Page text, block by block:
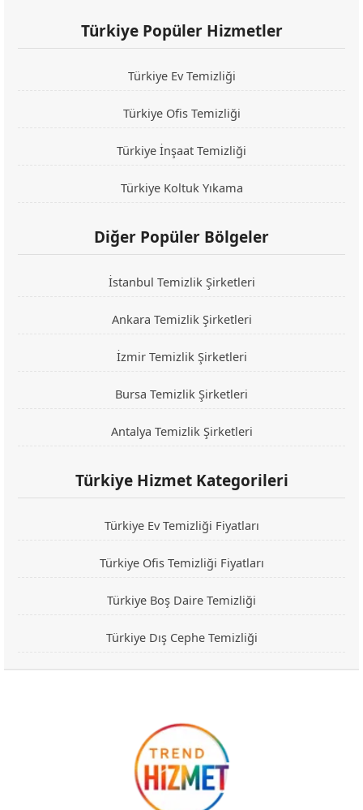
Türkiye Popüler Hizmetler
Türkiye Ev Temizliği
Türkiye Ofis Temizliği
Türkiye İnşaat Temizliği
Türkiye Koltuk Yıkama
Diğer Popüler Bölgeler
İstanbul Temizlik Şirketleri
Ankara Temizlik Şirketleri
İzmir Temizlik Şirketleri
Bursa Temizlik Şirketleri
Antalya Temizlik Şirketleri
Türkiye Hizmet Kategorileri
Türkiye Ev Temizliği Fiyatları
Türkiye Ofis Temizliği Fiyatları
Türkiye Boş Daire Temizliği
Türkiye Dış Cephe Temizliği